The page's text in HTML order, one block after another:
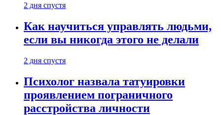
2 дня спустя
Как научиться управлять людьми,
если вы никогда этого не делали
2 дня спустя
Психолог назвала татуировки
проявлением пограничного
расстройства личности